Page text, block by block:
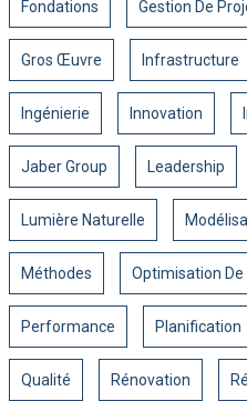
Fondations Gestion De
Gros Œuvre Infrastructure
Ingénierie Innovation
Jaber Group Leadership
Lumière Naturelle
Méthodes Optimisation De
Performance Planification
Qualité Rénovation